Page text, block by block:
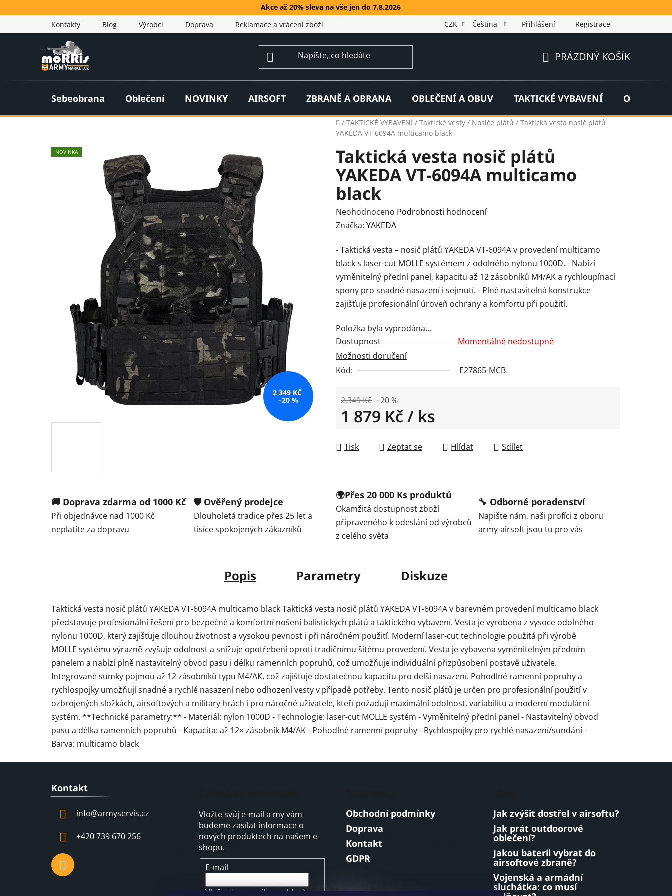
na
Akce až 20% sleva na vše jen do 7.8.2026
Kontakty
Blog Výrobci Doprava Reklamace a vrácení zboží CZK Čeština Přihlášení Registrace
KOŠÍK
PRÁZDNÝ KOŠÍK
Sebeobrana Oblečení NOVINKY AIRSOFT ZBRANĚ A OBRANA OBLEČENÍ A OBUV TAKTICKÉ VYBAVENÍ OUTDOOR
Domů
/ TAKTICKÉ VYBAVENÍ / Taktické vesty / Nosiče plátů / Taktická vesta nosič plátů
YAKEDA VT-6094A multicamo black
Taktická vesta nosič plátů
YAKEDA VT-6094A multicamo
black
Průměrné
hodnocení
je
0,0
z
5
hvězdiček.
Neohodnoceno Podrobnosti hodnocení
Značka: YAKEDA
- Taktická vesta – nosič plátů YAKEDA VT-6094A v provedení multicamo
black s laser-cut MOLLE systémem z odolného nylonu 1000D. - Nabízí
vyměnitelný přední panel, kapacitu až 12 zásobníků M4/AK a rychloupínací
spony pro snadné nasazení i sejmutí. - Plně nastavitelná konstrukce
zajišťuje profesionální úroveň ochrany a komfortu při použití.
Položka byla vyprodána…
Dostupnost
Momentálně nedostupné
Možnosti doručení
Kód:
E27865-MCB
2 349 Kč –20 %
1 879 Kč/ ks
Tisk
Zeptat se Hlídat Sdílet
NOVINKA
2 349 KČ
–20 %
🚚 Doprava zdarma od 1000 Kč
Při objednávce nad 1000 Kč
neplatíte za dopravu
🛡️ Ověřený prodejce
Dlouholetá tradice přes 25 let a
tisíce spokojených zákazníků
🌍Přes 20 000 Ks produktů
Okamžitá dostupnost zboží
připraveného k odeslání od výrobců
z celého světa
🔧 Odborné poradenství
Napište nám, naši profíci z oboru
army-airsoft jsou tu pro vás
Popis Parametry Diskuze
Taktická vesta nosič plátů YAKEDA VT-6094A multicamo black Taktická vesta nosič plátů YAKEDA VT-6094A v barevném provedení multicamo black
představuje profesionální řešení pro bezpečné a komfortní nošení balistických plátů a taktického vybavení. Vesta je vyrobena z vysoce odolného
nylonu 1000D, který zajišťuje dlouhou životnost a vysokou pevnost i při náročném použití. Moderní laser-cut technologie použitá při výrobě
MOLLE systému výrazně zvyšuje odolnost a snižuje opotřebení oproti tradičnímu šitému provedení. Vesta je vybavena vyměnitelným předním
panelem a nabízí plně nastavitelný obvod pasu i délku ramenních popruhů, což umožňuje individuální přizpůsobení postavě uživatele.
Integrované sumky pojmou až 12 zásobníků typu M4/AK, což zajišťuje dostatečnou kapacitu pro delší nasazení. Pohodlné ramenní popruhy a
rychlospojky umožňují snadné a rychlé nasazení nebo odhození vesty v případě potřeby. Tento nosič plátů je určen pro profesionální použití v
ozbrojených složkách, airsoftových a military hrách i pro náročné uživatele, kteří požadují maximální odolnost, variabilitu a moderní modulární
systém. **Technické parametry:** - Materiál: nylon 1000D - Technologie: laser-cut MOLLE systém - Vyměnitelný přední panel - Nastavitelný obvod
pasu a délka ramenních popruhů - Kapacita: až 12× zásobník M4/AK - Pohodlné ramenní popruhy - Rychlospojky pro rychlé nasazení/sundání -
Barva: multicamo black
Kontakt
info@armyservis.cz
+420 739 670 256
Vložte svůj e-mail a my vám
budeme zasílat informace o
nových produktech na našem e-
shopu.
E-mail
Vložením e-mailu souhlasíte s
Obchodní podmínky
Doprava
Kontakt
GDPR
Jak zvýšit dostřel v airsoftu?
Jak prát outdoorové
oblečení?
Jakou baterii vybrat do
airsoftové zbraně?
Vojenská a armádní
sluchátka: co musí